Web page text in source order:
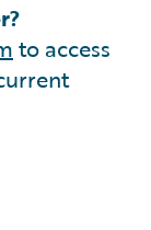
to access